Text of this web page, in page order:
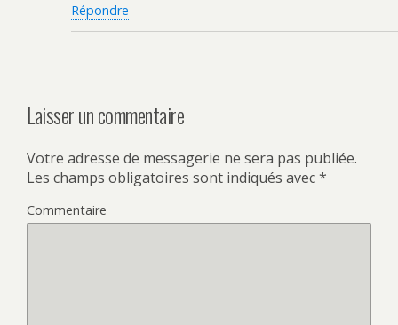
Répondre
Laisser un commentaire
Votre adresse de messagerie ne sera pas publiée.
Les champs obligatoires sont indiqués avec*
Commentaire